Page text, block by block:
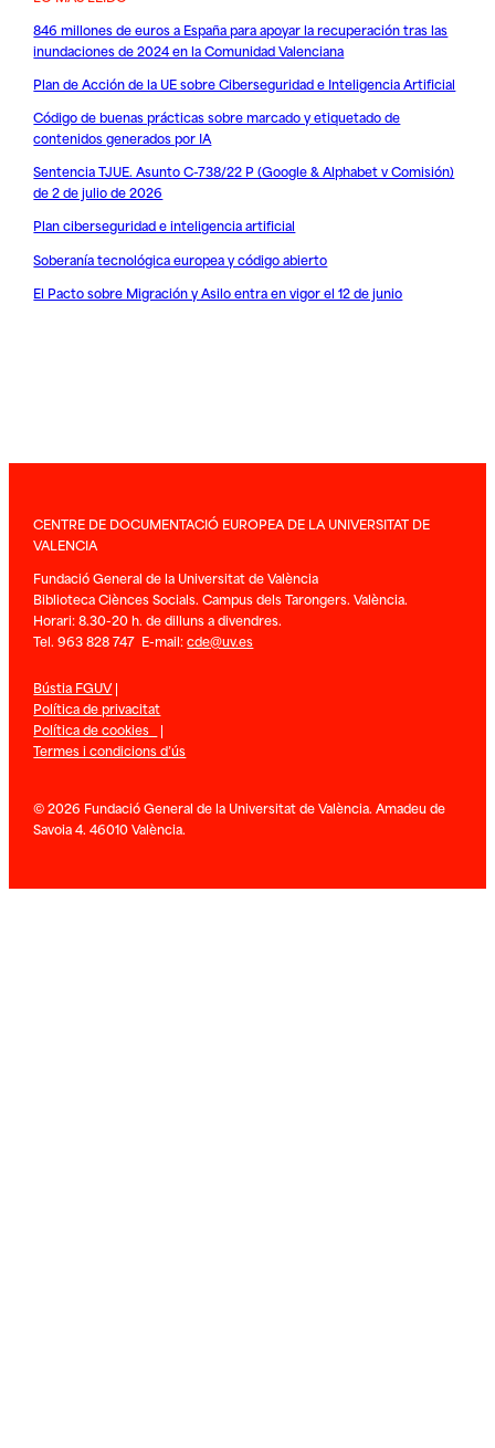
846 millones de euros a España para apoyar la recuperación tras las
inundaciones de 2024 en la Comunidad Valenciana
Plan de Acción de la UE sobre Ciberseguridad e Inteligencia Artificial
Código de buenas prácticas sobre marcado y etiquetado de
contenidos generados por IA
Sentencia TJUE. Asunto C-738/22 P (Google & Alphabet v Comisión)
de 2 de julio de 2026
Plan ciberseguridad e inteligencia artificial
Soberanía tecnológica europea y código abierto
El Pacto sobre Migración y Asilo entra en vigor el 12 de junio
CENTRE DE DOCUMENTACIÓ EUROPEA DE LA UNIVERSITAT DE
VALENCIA
Fundació General de la Universitat de València
Biblioteca Ciènces Socials. Campus dels Tarongers. València.
Horari: 8.30-20 h. de dilluns a divendres.
Tel. 963 828 747 E-mail:cde@uv.es
Bústia FGUV|
Política de privacitat
Política de cookies |
Termes i condicions d’ús
© 2026 Fundació General de la Universitat de València. Amadeu de
Savoia 4. 46010 València.